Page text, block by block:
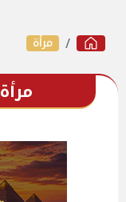
مرأة
مرأة